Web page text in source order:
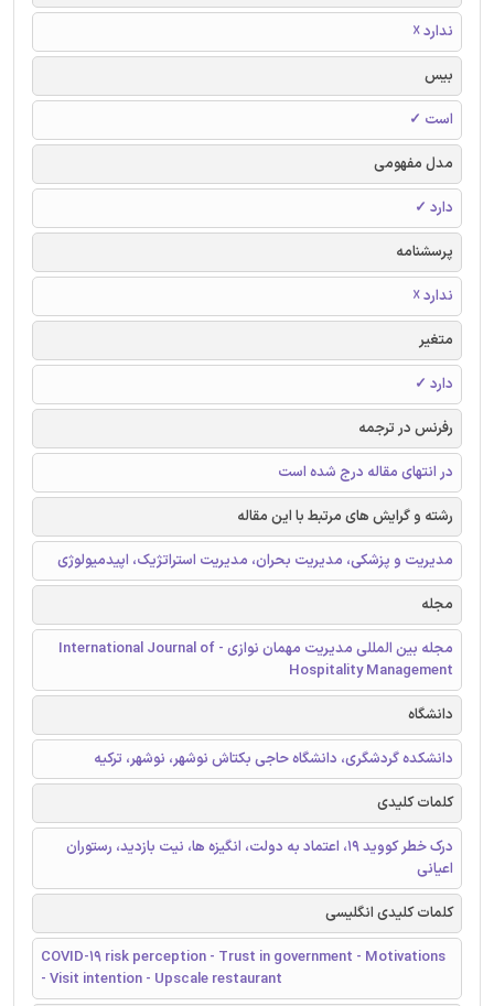
ندارد ☓
بیس
است ✓
مدل مفهومی
دارد ✓
پرسشنامه
ندارد ☓
متغیر
دارد ✓
رفرنس در ترجمه
در انتهای مقاله درج شده است
رشته و گرایش های مرتبط با این مقاله
مدیریت و پزشکی، مدیریت بحران، مدیریت استراتژیک، اپیدمیولوژی
مجله
مجله بین المللی مدیریت مهمان نوازی - International Journal of
Hospitality Management
دانشگاه
دانشکده گردشگری، دانشگاه حاجی بکتاش نوشهر، نوشهر، ترکیه
کلمات کلیدی
درک خطر کووید 19، اعتماد به دولت، انگیزه‌ ها، نیت بازدید، رستوران
اعیانی
کلمات کلیدی انگلیسی
COVID-19 risk perception - Trust in government - Motivations
- Visit intention - Upscale restaurant